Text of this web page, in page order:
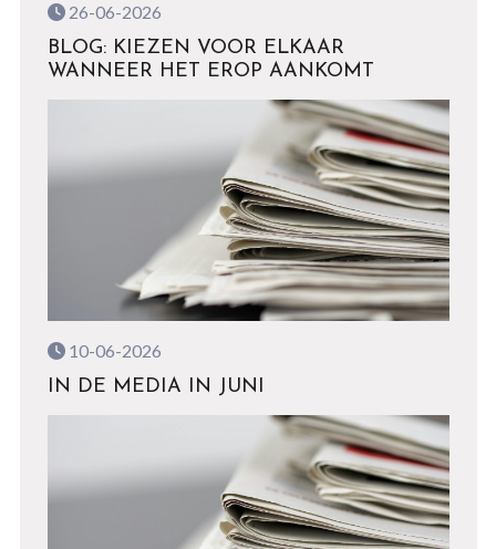
26-06-2026
BLOG: KIEZEN VOOR ELKAAR
WANNEER HET EROP AANKOMT
10-06-2026
IN DE MEDIA IN JUNI